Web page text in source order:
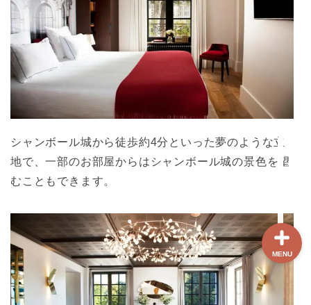
シャンボール城から徒歩約4分といった夢のような立
地で、一部のお部屋からはシャンボール城の景色を望
むこともできます。
MENU
ホーム
【最新版】パリ治安情報
当サイト限定クーポン
フランスボックスについ
て